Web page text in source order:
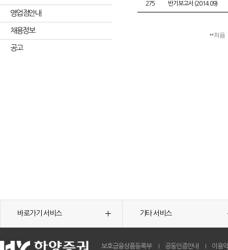
영업점안내
채용정보
공고
275 반기보고서 (2014.09)
처음
바로가기 서비스 기타 서비스
보호금융상품등록부 공동인증안내 이용